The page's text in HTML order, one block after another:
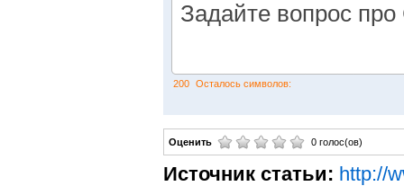
200 Осталось символов:
Оценить 0 голос(ов)
Источник статьи: http://